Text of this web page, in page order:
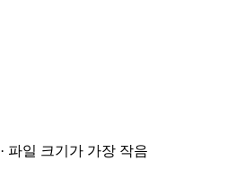
파일 크기가 가장 작음